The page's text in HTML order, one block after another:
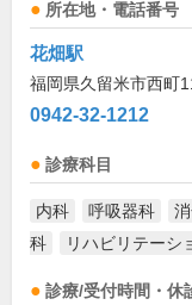
所在地・電話番号
花畑駅
福岡県久留米市西町
0942-32-1212
診療科目
内科 呼吸器科
科
リハビリテーシ
診療/受付時間・休